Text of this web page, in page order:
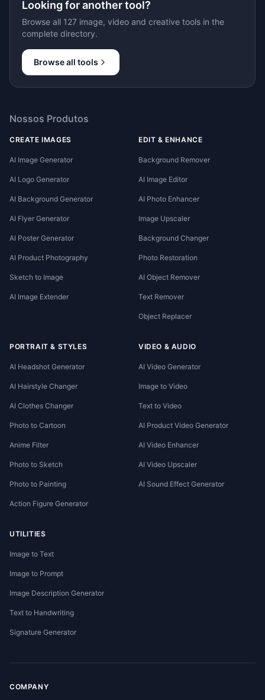
Looking for another tool?
Browse all 127 image, video and creative tools in the
complete directory.
Browse all tools
Nossos Produtos
CREATE IMAGES
AI Image Generator
AI Logo Generator
AI Background Generator
AI Flyer Generator
AI Poster Generator
AI Product Photography
Sketch to Image
AI Image Extender
EDIT & ENHANCE
Background Remover
AI Image Editor
AI Photo Enhancer
Image Upscaler
Background Changer
Photo Restoration
AI Object Remover
Text Remover
Object Replacer
PORTRAIT & STYLES
AI Headshot Generator
AI Hairstyle Changer
AI Clothes Changer
Photo to Cartoon
Anime Filter
Photo to Sketch
Photo to Painting
Action Figure Generator
VIDEO & AUDIO
AI Video Generator
Image to Video
Text to Video
AI Product Video Generator
AI Video Enhancer
AI Video Upscaler
AI Sound Effect Generator
UTILITIES
Image to Text
Image to Prompt
Image Description Generator
Text to Handwriting
Signature Generator
COMPANY